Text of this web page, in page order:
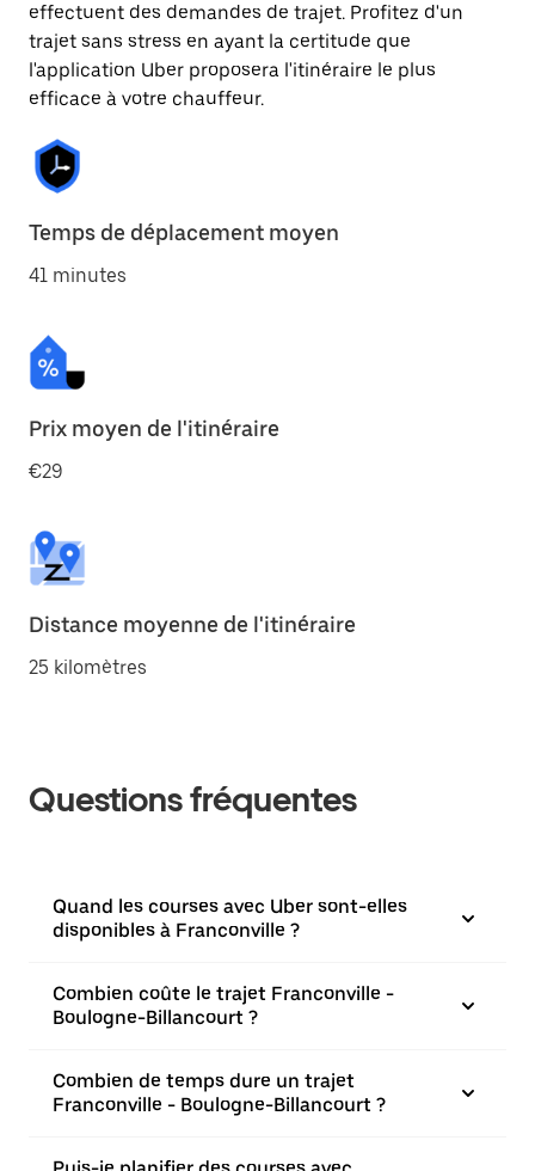
effectuent des demandes de trajet. Profitez d'un
trajet sans stress en ayant la certitude que
l'application Uber proposera l'itinéraire le plus
efficace à votre chauffeur.
Temps de déplacement moyen
41 minutes
Prix moyen de l'itinéraire
€29
Distance moyenne de l'itinéraire
25 kilomètres
Questions fréquentes
Quand les courses avec Uber sont-elles
disponibles à Franconville ?
Combien coûte le trajet Franconville -
Boulogne-Billancourt ?
Combien de temps dure un trajet
Franconville - Boulogne-Billancourt ?